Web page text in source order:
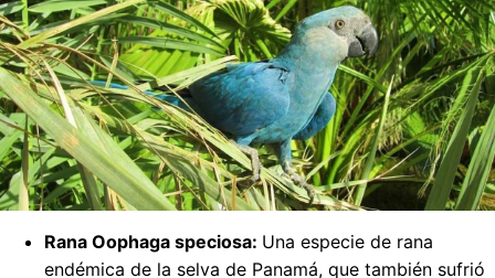
Rana Oophaga speciosa: Una especie de rana
endémica de la selva de Panamá, que también sufrió